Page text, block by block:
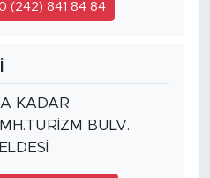
(242) 841 84 84
KADAR
BULV.